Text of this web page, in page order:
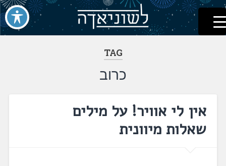
דלג
לתוכן
לשוניאדה
עברית. לשון. שפה
TAG
כרוב
אין לי אוויר! על מילים
שאלות מיוונית